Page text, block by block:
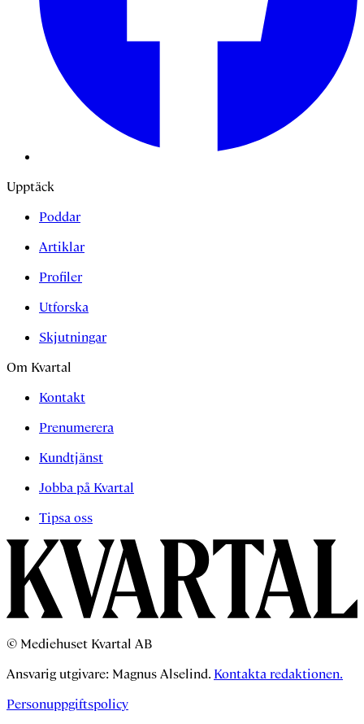
Upptäck
Poddar
Artiklar
Profiler
Utforska
Skjutningar
Om Kvartal
Kontakt
Prenumerera
Kundtjänst
Jobba på Kvartal
Tipsa oss
© Mediehuset Kvartal AB
Ansvarig utgivare: Magnus Alselind. Kontakta redaktionen.
Personuppgiftspolicy